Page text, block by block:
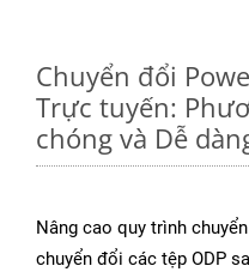
Chuyển đổi
Trực tuyến:
chóng và Dễ
Nâng cao quy trình
chuyển đổi các tệp ODP